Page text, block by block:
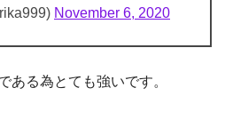
November 6, 2020
ある為とても強いです。